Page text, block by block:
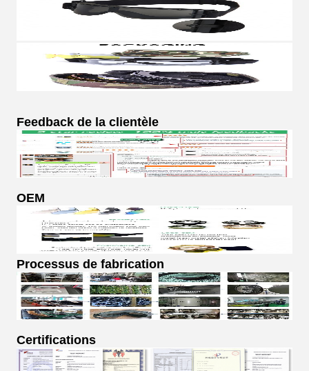
Feedback de la clientèle
OEM
Processus de fabrication
Certifications